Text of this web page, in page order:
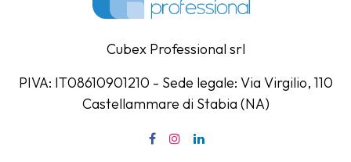
Cubex Professional srl
PIVA: IT08610901210 - Sede legale: Via Virgilio, 110
Castellammare di Stabia (NA)